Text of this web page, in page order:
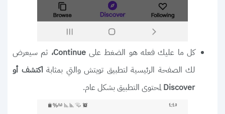
كل ما عليك فعله هو الضغط علىContinue، ثم سيعرض
لك الصفحة الرئيسية لتطبيق تويتش والتي بمثابة اكتشف أو
Discover لمحتوى التطبيق بشكل عام.